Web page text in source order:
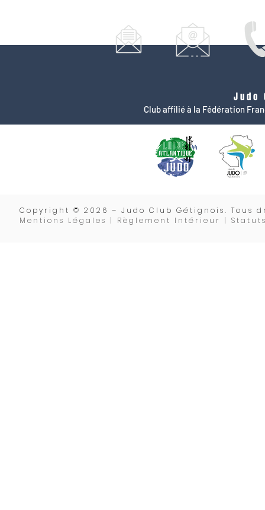
Judo
Club affilié à la Fédération
Copyrigh t © 2026 – Judo Club Gétignois. Tous
Mentions Légales | Règlement Intérieur |